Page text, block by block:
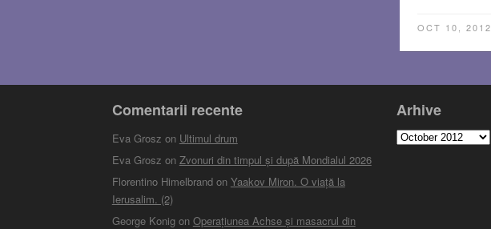
OCT 10, 2012
Comentarii recente
Eva Grosz on Ultimul drum
Eva Grosz on Zvonuri din timpul și după Mondialul 2026
Florentino Himelbrandon Yaakov Miron. O viață la
Ierusalim. (2)
George Konigon Operațiunea Achse și masacrul din
Arhive
Arhive